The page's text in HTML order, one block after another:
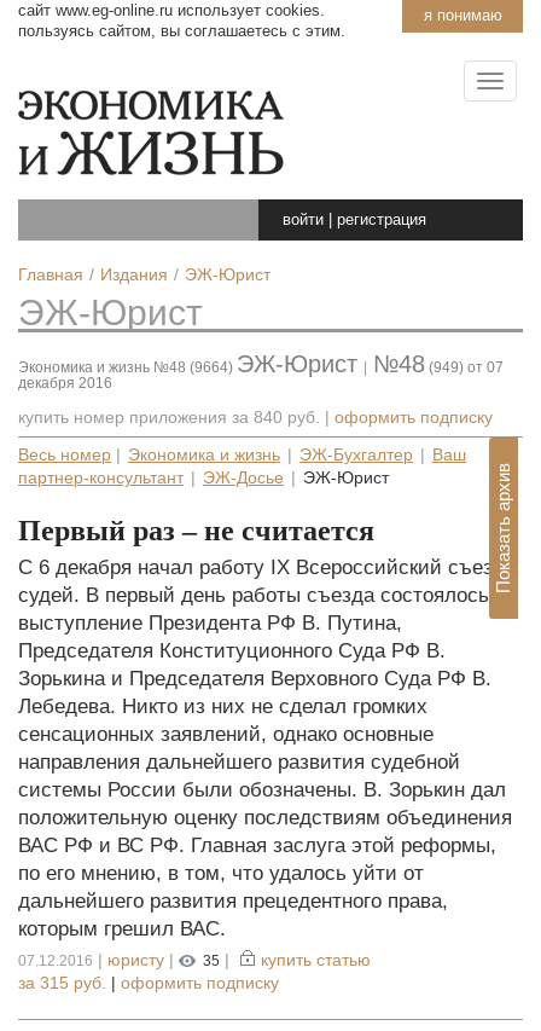
я понимаю
сайт www.eg-online.ru использует cookies.
пользуясь сайтом, вы соглашаетесь с этим.
войти регистрация
Главная Издания ЭЖ-Юрист
ЭЖ-Юрист
Экономика и жизнь №48 (9664) ЭЖ-Юрист №48 (949) от 07
декабря 2016
купить номер приложения за 840 руб. | оформить подписку
Весь номер Экономика и жизнь ЭЖ-Бухгалтер
Ваш
партнер-консультант
ЭЖ-Досье ЭЖ-Юрист Показать архив
Первый раз – не считается
С 6 декабря начал работу IX Всероссийский съезд
судей. В первый день работы съезда состоялось
выступление Президента РФ В. Путина,
Председателя Конституционного Суда РФ В.
Зорькина и Председателя Верховного Суда РФ В.
Лебедева. Никто из них не сделал громких
сенсационных заявлений, однако основные
направления дальнейшего развития судебной
системы России были обозначены. В. Зорькин дал
положительную оценку последствиям объединения
ВАС РФ и ВС РФ. Главная заслуга этой реформы,
по его мнению, в том, что удалось уйти от
дальнейшего развития прецедентного права,
которым грешил ВАС.
07.12.2016 | юристу | 35 |
купить статью
за 315 руб. | оформить подписку